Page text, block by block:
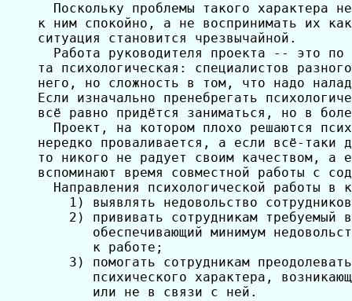
Поскольку проблемы такого характера
к ним спокойно, а не воспринимать их
ситуация становится чрезвычайной.
Работа руководителя проекта -- это по
та психологическая: специалистов
него, но сложность в том, что надо
Если изначально пренебрегать
всё равно придётся заниматься, но в
Проект, на котором плохо решаются
нередко проваливается, а если всё-таки
то никого не радует своим качеством, а
вспоминают время совместной работы с
Направления психологической работы в
1) выявлять недовольство
2) прививать сотрудникам требуемый
обеспечивающий минимум
       к работе;
3) помогать сотрудникам
психического характера,
       или не в связи с ней.